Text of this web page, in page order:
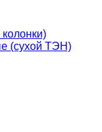
(сухой ТЭН)